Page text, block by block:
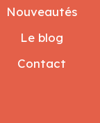
Nouveautés
Le blog
Contact